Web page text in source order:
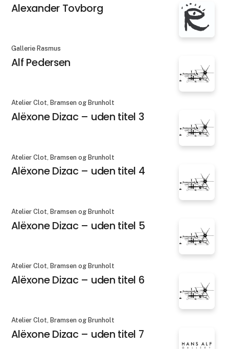
Alexander Tovborg
Gallerie Rasmus
Alf Pedersen
Atelier Clot, Bramsen og Brunholt
Alëxone Dizac – uden titel 3
Atelier Clot, Bramsen og Brunholt
Alëxone Dizac – uden titel 4
Atelier Clot, Bramsen og Brunholt
Alëxone Dizac – uden titel 5
Atelier Clot, Bramsen og Brunholt
Alëxone Dizac – uden titel 6
Atelier Clot, Bramsen og Brunholt
Alëxone Dizac – uden titel 7